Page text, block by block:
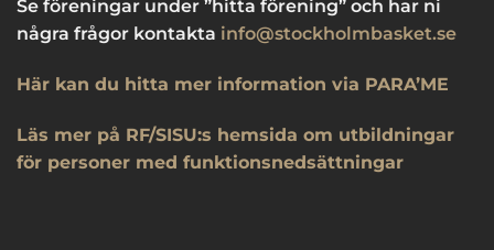
Se föreningar under ”hitta förening” och har ni
några frågor kontakta info@stockholmbasket.se
Här kan du hitta mer information via PARA’ME
Läs mer på RF/SISU:s hemsida om utbildningar
för personer med funktionsnedsättningar